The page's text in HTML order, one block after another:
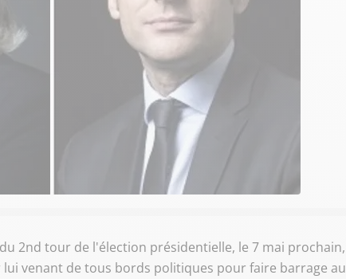
2nd tour de l'élection présidentielle, le 7 mai prochain,
venant de tous bords politiques pour faire barrage au